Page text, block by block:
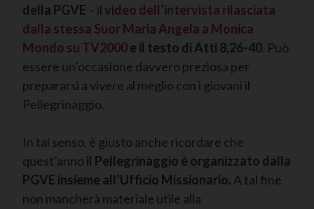
della PGVE – il video dell’intervista rilasciata
dalla stessa Suor Maria Angela a Monica
Mondo su TV2000e il testo di Atti 8,26-40. Può
essere un’occasione davvero preziosa per
prepararsi a vivere al meglio con i giovani il
Pellegrinaggio.
In tal senso, è giusto anche ricordare che
quest’anno il Pellegrinaggio è organizzato dalla
PGVE insieme all’Ufficio Missionario. A tal fine
non mancherà materiale utile alla